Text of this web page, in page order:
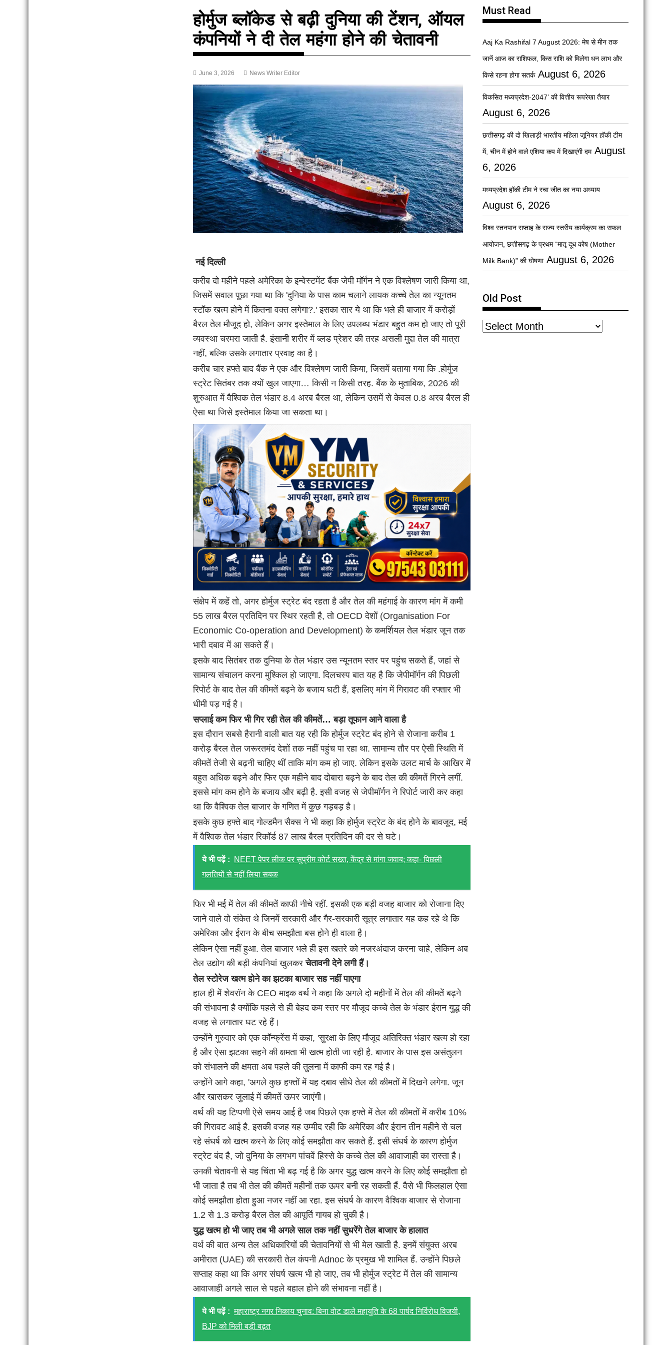
होर्मुज ब्लॉकेड से बढ़ी दुनिया की टेंशन, ऑयल
कंपनियों ने दी तेल महंगा होने की चेतावनी
June 3, 2026 News Writer Editor
नई दिल्ली
करीब दो महीने पहले अमेरिका के इन्वेस्टमेंट बैंक जेपी मॉर्गन ने एक विश्लेषण जारी किया था,
जिसमें सवाल पूछा गया था कि 'दुनिया के पास काम चलाने लायक कच्चे तेल का न्यूनतम
स्टॉक खत्म होने में कितना वक्त लगेगा?.' इसका सार ये था कि भले ही बाजार में करोड़ों
बैरल तेल मौजूद हो, लेकिन अगर इस्तेमाल के लिए उपलब्ध भंडार बहुत कम हो जाए तो पूरी
व्यवस्था चरमरा जाती है. इंसानी शरीर में ब्लड प्रेशर की तरह असली मुद्दा तेल की मात्रा
नहीं, बल्कि उसके लगातार प्रवाह का है।
करीब चार हफ्ते बाद बैंक ने एक और विश्लेषण जारी किया, जिसमें बताया गया कि .होर्मुज
स्ट्रेट सितंबर तक क्यों खुल जाएगा… किसी न किसी तरह. बैंक के मुताबिक, 2026 की
शुरुआत में वैश्विक तेल भंडार 8.4 अरब बैरल था, लेकिन उसमें से केवल 0.8 अरब बैरल ही
ऐसा था जिसे इस्तेमाल किया जा सकता था।
संक्षेप में कहें तो, अगर होर्मुज स्ट्रेट बंद रहता है और तेल की महंगाई के कारण मांग में कमी
55 लाख बैरल प्रतिदिन पर स्थिर रहती है, तो OECD देशों (Organisation For
Economic Co-operation and Development) के कमर्शियल तेल भंडार जून तक
भारी दबाव में आ सकते हैं।
इसके बाद सितंबर तक दुनिया के तेल भंडार उस न्यूनतम स्तर पर पहुंच सकते हैं, जहां से
सामान्य संचालन करना मुश्किल हो जाएगा. दिलचस्प बात यह है कि जेपीमॉर्गन की पिछली
रिपोर्ट के बाद तेल की कीमतें बढ़ने के बजाय घटी हैं, इसलिए मांग में गिरावट की रफ्तार भी
धीमी पड़ गई है।
सप्लाई कम फिर भी गिर रही तेल की कीमतें… बड़ा तूफान आने वाला है
इस दौरान सबसे हैरानी वाली बात यह रही कि होर्मुज स्ट्रेट बंद होने से रोजाना करीब 1
करोड़ बैरल तेल जरूरतमंद देशों तक नहीं पहुंच पा रहा था. सामान्य तौर पर ऐसी स्थिति में
कीमतें तेजी से बढ़नी चाहिए थीं ताकि मांग कम हो जाए. लेकिन इसके उलट मार्च के आखिर में
बहुत अधिक बढ़ने और फिर एक महीने बाद दोबारा बढ़ने के बाद तेल की कीमतें गिरने लगीं.
इससे मांग कम होने के बजाय और बढ़ी है. इसी वजह से जेपीमॉर्गन ने रिपोर्ट जारी कर कहा
था कि वैश्विक तेल बाजार के गणित में कुछ गड़बड़ है।
इसके कुछ हफ्ते बाद गोल्डमैन सैक्स ने भी कहा कि होर्मुज स्ट्रेट के बंद होने के बावजूद, मई
में वैश्विक तेल भंडार रिकॉर्ड 87 लाख बैरल प्रतिदिन की दर से घटे।
ये भी पढ़ें :
NEET पेपर लीक पर सुप्रीम कोर्ट सख्त, केंद्र से मांगा जवाब; कहा- पिछली
गलतियों से नहीं लिया सबक
फिर भी मई में तेल की कीमतें काफी नीचे रहीं. इसकी एक बड़ी वजह बाजार को रोजाना दिए
जाने वाले वो संकेत थे जिनमें सरकारी और गैर-सरकारी सूत्र लगातार यह कह रहे थे कि
अमेरिका और ईरान के बीच समझौता बस होने ही वाला है।
लेकिन ऐसा नहीं हुआ. तेल बाजार भले ही इस खतरे को नजरअंदाज करना चाहे, लेकिन अब
तेल उद्योग की बड़ी कंपनियां खुलकरचेतावनी देने लगी हैं।
तेल स्टोरेज खत्म होने का झटका बाजार सह नहीं पाएगा
हाल ही में शेवरॉन के CEO माइक वर्थ ने कहा कि अगले दो महीनों में तेल की कीमतें बढ़ने
की संभावना है क्योंकि पहले से ही बेहद कम स्तर पर मौजूद कच्चे तेल के भंडार ईरान युद्ध की
वजह से लगातार घट रहे हैं।
उन्होंने गुरुवार को एक कॉन्फ्रेंस में कहा, 'सुरक्षा के लिए मौजूद अतिरिक्त भंडार खत्म हो रहा
है और ऐसा झटका सहने की क्षमता भी खत्म होती जा रही है. बाजार के पास इस असंतुलन
को संभालने की क्षमता अब पहले की तुलना में काफी कम रह गई है।
उन्होंने आगे कहा, 'अगले कुछ हफ्तों में यह दबाव सीधे तेल की कीमतों में दिखने लगेगा. जून
और खासकर जुलाई में कीमतें ऊपर जाएंगी।
वर्थ की यह टिप्पणी ऐसे समय आई है जब पिछले एक हफ्ते में तेल की कीमतों में करीब 10%
की गिरावट आई है. इसकी वजह यह उम्मीद रही कि अमेरिका और ईरान तीन महीने से चल
रहे संघर्ष को खत्म करने के लिए कोई समझौता कर सकते हैं. इसी संघर्ष के कारण होर्मुज
स्ट्रेट बंद है, जो दुनिया के लगभग पांचवें हिस्से के कच्चे तेल की आवाजाही का रास्ता है।
उनकी चेतावनी से यह चिंता भी बढ़ गई है कि अगर युद्ध खत्म करने के लिए कोई समझौता हो
भी जाता है तब भी तेल की कीमतें महीनों तक ऊपर बनी रह सकती हैं. वैसे भी फिलहाल ऐसा
कोई समझौता होता हुआ नजर नहीं आ रहा. इस संघर्ष के कारण वैश्विक बाजार से रोजाना
1.2 से 1.3 करोड़ बैरल तेल की आपूर्ति गायब हो चुकी है।
युद्ध खत्म हो भी जाए तब भी अगले साल तक नहीं सुधरेंगे तेल बाजार के हालात
वर्थ की बात अन्य तेल अधिकारियों की चेतावनियों से भी मेल खाती है. इनमें संयुक्त अरब
अमीरात (UAE) की सरकारी तेल कंपनी Adnoc के प्रमुख भी शामिल हैं. उन्होंने पिछले
सप्ताह कहा था कि अगर संघर्ष खत्म भी हो जाए, तब भी होर्मुज स्ट्रेट में तेल की सामान्य
आवाजाही अगले साल से पहले बहाल होने की संभावना नहीं है।
ये भी पढ़ें : महाराष्ट्र नगर निकाय चुनाव: बिना वोट डाले महायुति के 68 पार्षद निर्विरोध विजयी,
BJP को मिली बड़ी बढ़त
Must Read
Aaj Ka Rashifal 7 August 2026: मेष से मीन तक
जानें आज का राशिफल, किस राशि को मिलेगा धन लाभ और
किसे रहना होगा सतर्क August 6, 2026
विकसित मध्यप्रदेश-2047’ की वित्तीय रूपरेखा तैयार
August 6, 2026
छत्तीसगढ़ की दो खिलाड़ी भारतीय महिला जूनियर हॉकी टीम
में, चीन में होने वाले एशिया कप में दिखाएंगी दम August
6, 2026
मध्यप्रदेश हॉकी टीम ने रचा जीत का नया अध्याय
August 6, 2026
विश्व स्तनपान सप्ताह के राज्य स्तरीय कार्यक्रम का सफल
आयोजन, छत्तीसगढ़ के प्रथम “मातृ दूध कोष (Mother
Milk Bank)” की घोषणा August 6, 2026
Old Post